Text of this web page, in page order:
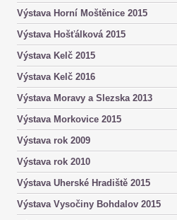
Výstava Horní Moštěnice 2015
Výstava Hošťálková 2015
Výstava Kelč 2015
Výstava Kelč 2016
Výstava Moravy a Slezska 2013
Výstava Morkovice 2015
Výstava rok 2009
Výstava rok 2010
Výstava Uherské Hradiště 2015
Výstava Vysočiny Bohdalov 2015